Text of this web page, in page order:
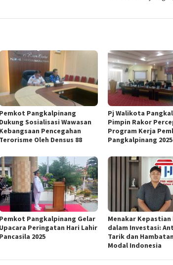
Pemkot Pangkalpinang
Dukung Sosialisasi Wawasan
Kebangsaan Pencegahan
Terorisme Oleh Densus 88
Pj Walikota
Pimpin Rakor
Program Kerja
Pangkalpinang 2025
Pemkot Pangkalpinang Gelar
Upacara Peringatan Hari Lahir
Pancasila 2025
Menakar Kepastian
dalam Investasi:
Tarik dan
Modal Indonesia